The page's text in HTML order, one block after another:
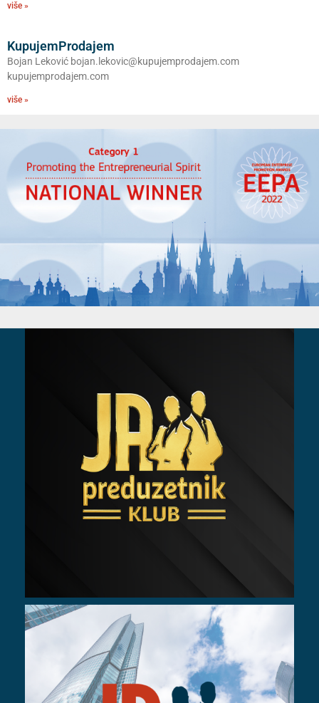
više »
KupujemProdajem
Bojan Leković bojan.lekovic@kupujemprodajem.com
kupujemprodajem.com
više »